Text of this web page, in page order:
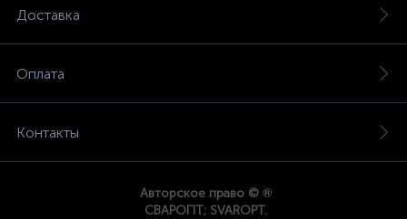
Доставка
Оплата
Контакты
Авторское право © ®
СВАРОПТ; SVAROPT.